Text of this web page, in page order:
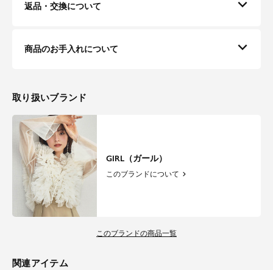
返品・交換について
商品のお手入れについて
取り扱いブランド
GIRL（ガール）
このブランドについて
このブランドの商品一覧
関連アイテム